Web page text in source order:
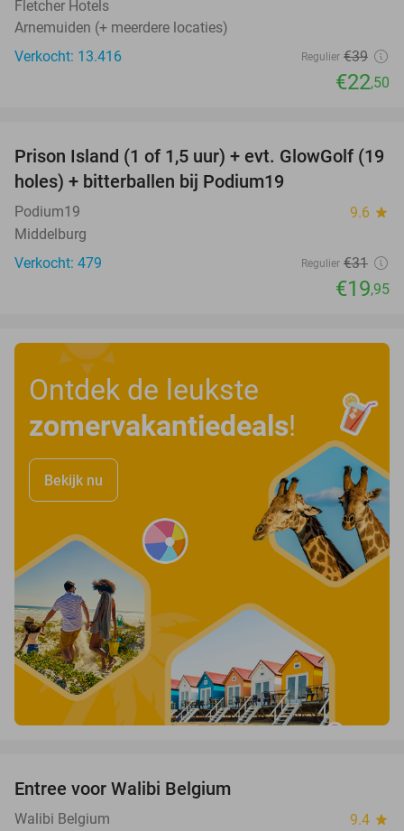
Fletcher Hotels
Arnemuiden (+ meerdere locaties)
Verkocht: 13.416
Regulier €39
€22,50
36%
Prison Island (1 of 1,5 uur) + evt. GlowGolf (19
holes) + bitterballen bij Podium19
Podium19 9.6 star
Middelburg
Verkocht: 479
Regulier €31
€19,95
Ontdek de leukste
zomervakantiedeals!
Bekijk nu
Entree voor Walibi Belgium
Walibi Belgium 9.4 star